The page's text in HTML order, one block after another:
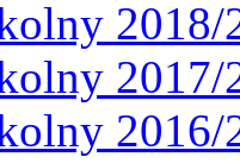
2018/
2017/
2016/